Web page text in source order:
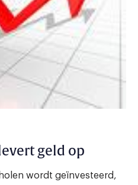
geld op
wordt geïnvesteerd,